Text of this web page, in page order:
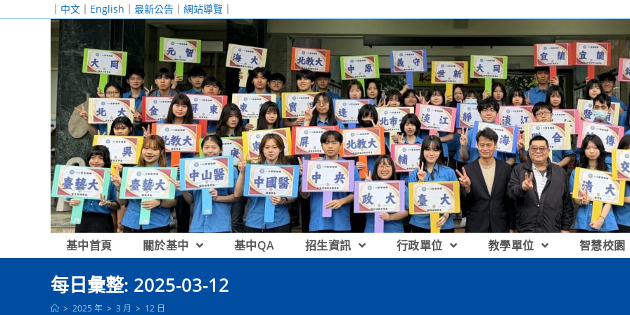
｜ 中文 ｜ English ｜ 最新公告 ｜ 網站導覽 ｜
基中首頁 關於基中 基中QA 招生資訊 行政單位 教學單位 智慧校園
每日彙整: 2025-03-12
> 2025 年 > 3 月 > 12 日